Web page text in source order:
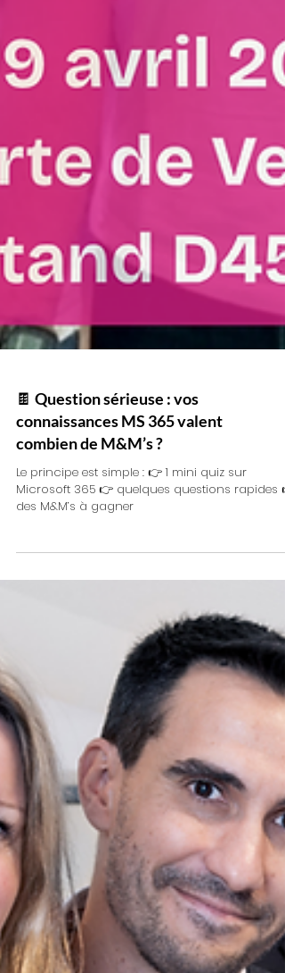
🍫 Question sérieuse : vos
combien de M&M’s ?
Le principe est simple : 👉 1 mini quiz sur